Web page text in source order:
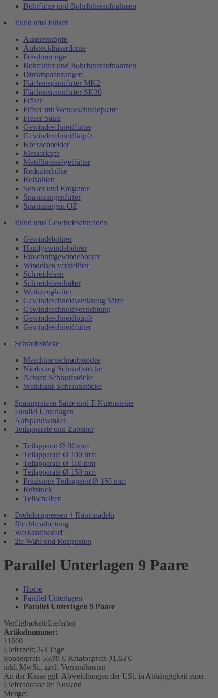
Bohrfutter und Bohrfutteraufnahmen
Rund ums Fräsen
Ausdrehköpfe
Aufsteckfräserdorne
Fräsdornringe
Bohrfutter und Bohrfutteraufnahmen
Direktspannzangen
Flächenspannfutter MK2
Flächenspannfutter SK30
Fräser
Fräser mit Wendeschneidplatte
Fräser Sätze
Gewindeschneidfutter
Gewindeschneidköpfe
Kreisschneider
Messerkopf
Metallkreissägeblätter
Reduzierhülse
Reibahlen
Senker und Entgrater
Spannzangenfutter
Spannzangen OZ
Rund ums Gewindeschneiden
Gewindebohrer
Handgewindebohrer
Einschnittgewindebohrer
Windeisen verstellbar
Schneideisen
Schneideisenhalter
Werkzeughalter
Gewindeschneidwerkzeug Sätze
Gewindeschneidvorrichtung
Gewindeschneidköpfe
Gewindeschneidfutter
Schraubstöcke
Maschinenschraubstöcke
Niederzug Schraubstöcke
Achsen Schraubstöcke
Werkbank Schraubstöcke
Spannpratzen Sätze und T-Nutensteine
Parallel Unterlagen
Aufspannwinkel
Teilapparate und Zubehör
Teilapparat Ø 80 mm
Teilapparate Ø 100 mm
Teilapparate Ø 110 mm
Teilapparate Ø 150 mm
Präzisions Teilapparat Ø 150 mm
Reitstock
Teilscheiben
Drehdornpressen + Räumnadeln
Blechbearbeitung
Werkstattbedarf
2te Wahl und Restposten
Parallel Unterlagen 9 Paare
Home
Parallel Unterlagen
Parallel Unterlagen 9 Paare
Verfügbarkeit:Lieferbar
Artikelnummer:
11660
Lieferzeit: 2-3 Tage
Sonderpreis 55,99 € Katalogpreis 91,63 €
inkl. MwSt., zzgl. Versandkosten
An der Kasse ggf. Abweichungen der USt. in Abhängigkeit einer
Lieferadresse im Ausland
Menge: